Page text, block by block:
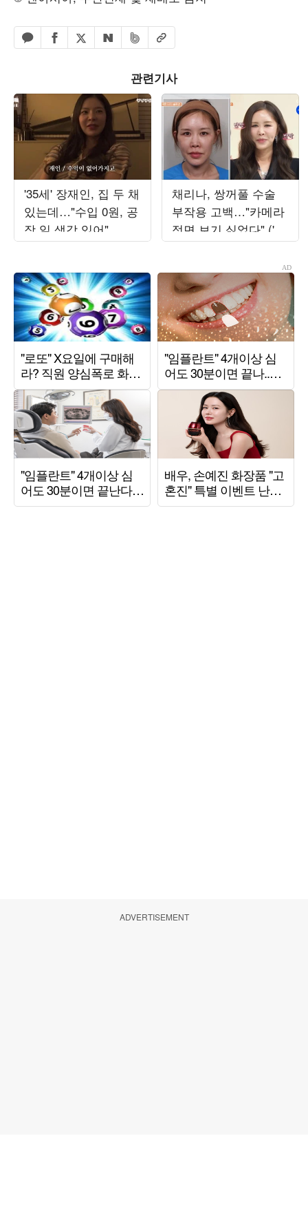
카카오톡 공유하기
페이스북 공유하기
엑스 공유하기
네이버 공유하기
밴드 공유하기
URL복사
관련기사
'35세' 장재인, 집 두 채
있는데…"수입 0원, 공
장 일 생각 있어"
채리나, 쌍꺼풀 수술
부작용 고백…"카메라
정면 보기 싫었다" ('터
치미')
ADVERTISEMENT